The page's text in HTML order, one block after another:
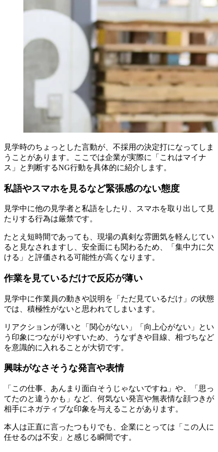
見学時のちょっとした言動が、不採用の決定打になってしま
うことがあります。ここでは企業が実際に「これはマイナ
ス」と判断するNG行動を具体的に紹介します。
私語やスマホを見るなど緊張感のない態度
見学中に他の見学者と私語をしたり、スマホを取り出して見
たりする行為は厳禁です。
たとえ短時間であっても、現場の真剣な雰囲気を軽んじてい
ると見なされますし、安全面にも関わるため、「集中力に欠
ける」と評価される可能性が高くなります。
作業を見ているだけで反応が薄い
見学中に作業員の動きや説明を「ただ見ているだけ」の状態
では、積極性がないと思われてしまいます。
リアクションが薄いと「関心がない」「向上心がない」とい
う印象につながりやすいため、うなずきや目線、相づちなど
を意識的に入れることが大切です。
興味がなさそうな発言や表情
「この仕事、あんまり面白そうじゃないですね」や、「思っ
てたのと違うかも」など、何気ない発言や無表情な顔つきが
相手にネガティブな印象を与えることがあります。
本人は正直に言ったつもりでも、企業にとっては「この人に
任せるのは不安」と感じる瞬間です。